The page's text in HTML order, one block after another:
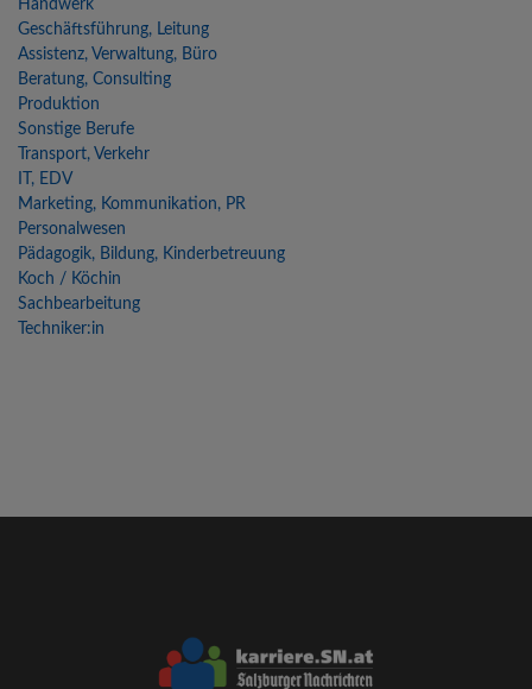
Handwerk
Geschäftsführung, Leitung
Assistenz, Verwaltung, Büro
Beratung, Consulting
Produktion
Sonstige Berufe
Transport, Verkehr
IT, EDV
Marketing, Kommunikation, PR
Personalwesen
Pädagogik, Bildung, Kinderbetreuung
Koch / Köchin
Sachbearbeitung
Techniker:in